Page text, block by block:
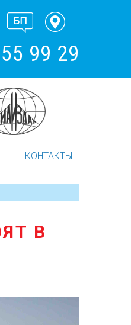
99 29
КОНТАКТЫ
В